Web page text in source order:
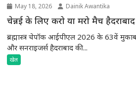
May 18, 2026 Dainik Awantika
चेन्नई के लिए करो या मरो मैच
ब्रह्मास्त्र चेपॉक आईपीएल 2026 के 63वें
और सनराइजर्स हैदराबाद की...
खेल